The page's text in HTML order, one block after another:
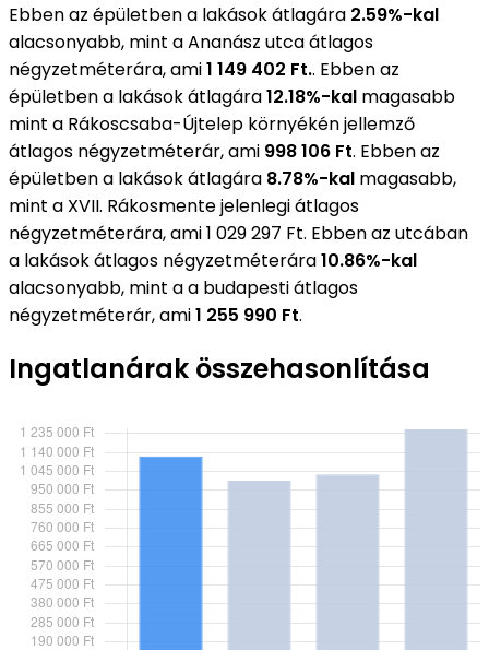
Ebben az épületben a lakások átlagára 2.59%-kal
alacsonyabb, mint a Ananász utca átlagos
négyzetméterára, ami1 149 402 Ft.. Ebben az
épületben a lakások átlagára12.18%-kal magasabb
mint a Rákoscsaba-Újtelep környékén jellemző
átlagos négyzetméterár, ami 998 106 Ft. Ebben az
épületben a lakások átlagára 8.78%-kal magasabb,
mint a XVII. Rákosmente jelenlegi átlagos
négyzetméterára, ami 1 029 297 Ft. Ebben az utcában
a lakások átlagos négyzetméterára10.86%-kal
alacsonyabb, mint a a budapesti átlagos
négyzetméterár, ami1 255 990 Ft.
Ingatlanárak összehasonlítása